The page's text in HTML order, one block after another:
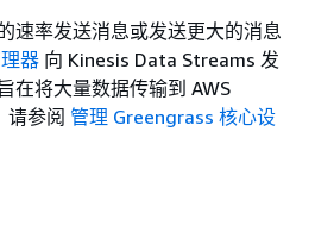
速率发送消息或发送更大的消息
器 向 Kinesis Data Streams 发
在将大量数据传输到 AWS
请参阅 管理 Greengrass 核心设